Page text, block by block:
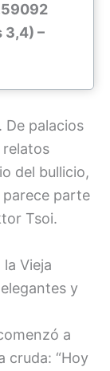
3,4) –
De palacios
relatos
del bullicio,
parte
Tsoi.
Vieja
y
a
cruda: “Hoy